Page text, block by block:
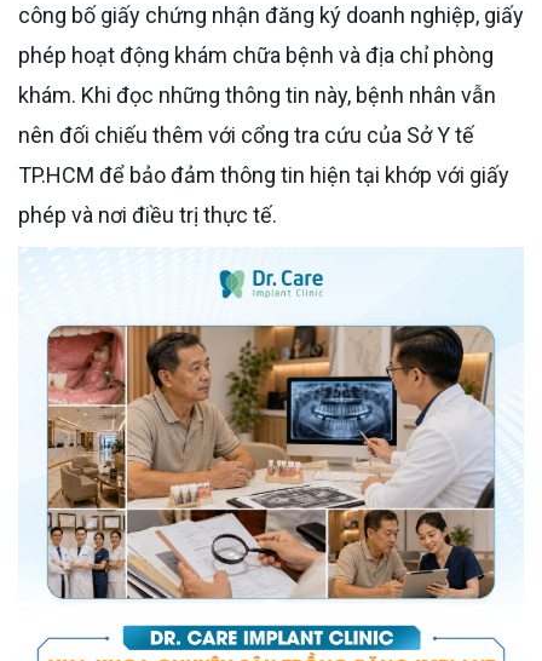
công bố giấy chứng nhận đăng ký doanh nghiệp, giấy
phép hoạt động khám chữa bệnh và địa chỉ phòng
khám. Khi đọc những thông tin này, bệnh nhân vẫn
nên đối chiếu thêm với cổng tra cứu của Sở Y tế
TP.HCM để bảo đảm thông tin hiện tại khớp với giấy
phép và nơi điều trị thực tế.